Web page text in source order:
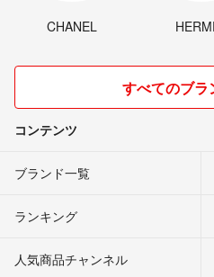
CHANEL
すべてのブラ
コンテンツ
ブランド一覧
ランキング
人気商品チャンネル